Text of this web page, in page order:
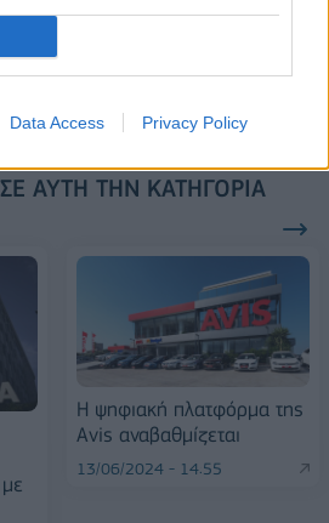
Data Access Privacy Policy
το Αρχαίο Θέατρο Επιδαύρου άνοιξε τις
ΑΥΤΉ ΤΗΝ ΚΑΤΗΓΟΡΊΑ
Η ψηφιακή πλατφόρμα της
Avis αναβαθμίζεται
13/06/2024 - 14:55